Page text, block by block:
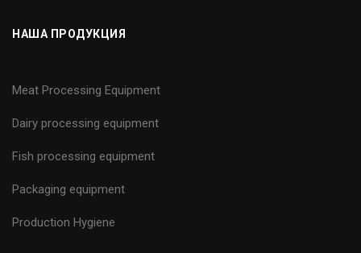
НАША ПРОДУКЦИЯ
Meat Processing Equipment
Dairy processing equipment
Fish processing equipment
Packaging equipment
Production Hygiene